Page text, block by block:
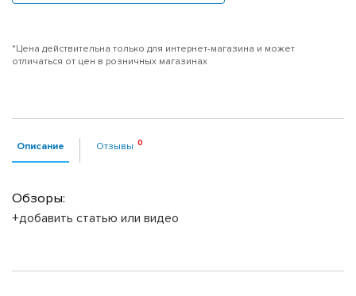
*Цена действительна только для интернет-магазина и может
отличаться от цен в розничных магазинах
Описание Отзывы
Обзоры:
+добавить статью или видео